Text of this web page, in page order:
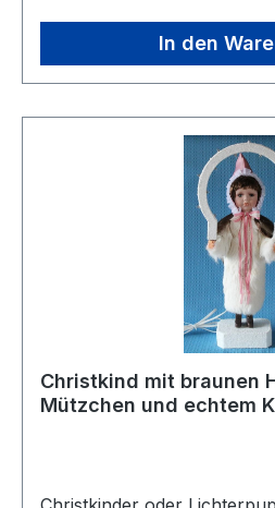
In den
Christkind mit braunen
Mützchen und echtem